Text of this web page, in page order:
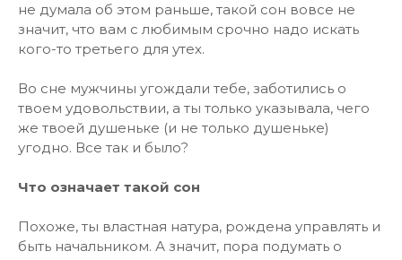
не думала об этом раньше, такой сон вовсе не
значит, что вам с любимым срочно надо искать
кого-то третьего для утех.
Во сне мужчины угождали тебе, заботились о
твоем удовольствии, а ты только указывала, чего
же твоей душеньке (и не только душеньке)
угодно. Все так и было?
Что означает такой сон
Похоже, ты властная натура, рождена управлять и
быть начальником. А значит, пора подумать о